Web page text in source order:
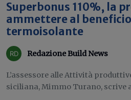
Superbonus 110%, la
ammettere al
termoisolante
Redazione Build News
L’assessore alle Attività
siciliana, Mimmo Turano, scrive